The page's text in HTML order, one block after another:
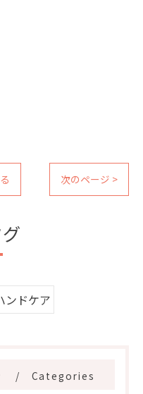
次のページ >
ンドケア
Categories